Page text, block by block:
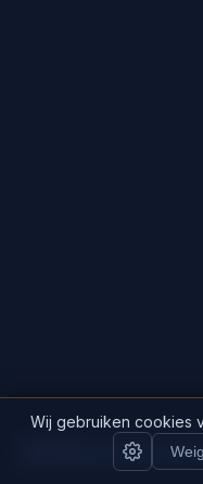
Bereken mijn
Wij gebruiken cookies